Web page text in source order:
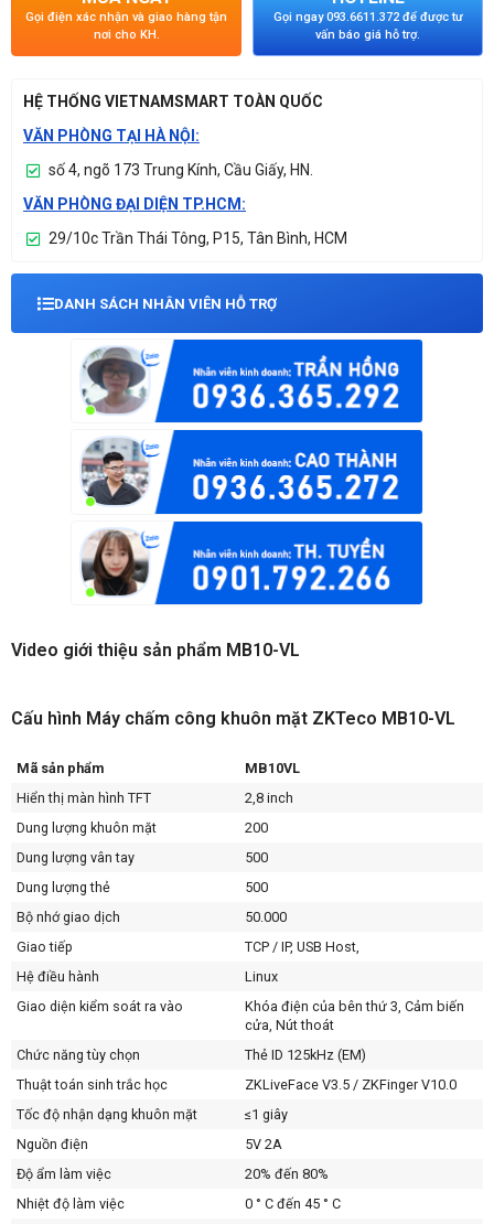
Gọi điện xác nhận và giao hàng tận
nơi cho KH.
Gọi ngay 093.6611.372 để được tư
vấn báo giá hỗ trợ.
HỆ THỐNG VIETNAMSMART TOÀN QUỐC
VĂN PHÒNG TẠI HÀ NỘI:
số 4, ngõ 173 Trung Kính, Cầu Giấy, HN.
VĂN PHÒNG ĐẠI DIỆN TP.HCM:
29/10c Trần Thái Tông, P15, Tân Bình, HCM
DANH SÁCH NHÂN VIÊN HỖ TRỢ
Video giới thiệu sản phẩm MB10-VL
Cấu hình Máy chấm công khuôn mặt ZKTeco MB10-VL
Mã sản phẩm
MB10VL
Hiển thị màn hình TFT
2,8 inch
Dung lượng khuôn mặt
200
Dung lượng vân tay
500
Dung lượng thẻ
500
Bộ nhớ giao dịch
50.000
Giao tiếp
TCP / IP, USB Host,
Hệ điều hành
Linux
Giao diện kiểm soát ra vào
Khóa điện của bên thứ 3, Cảm biến
cửa, Nút thoát
Chức năng tùy chọn
Thẻ ID 125kHz (EM)
Thuật toán sinh trắc học
ZKLiveFace V3.5 / ZKFinger V10.0
Tốc độ nhận dạng khuôn mặt
≤1 giây
Nguồn điện
5V 2A
Độ ẩm làm việc
20% đến 80%
Nhiệt độ làm việc
0 ° C đến 45 ° C